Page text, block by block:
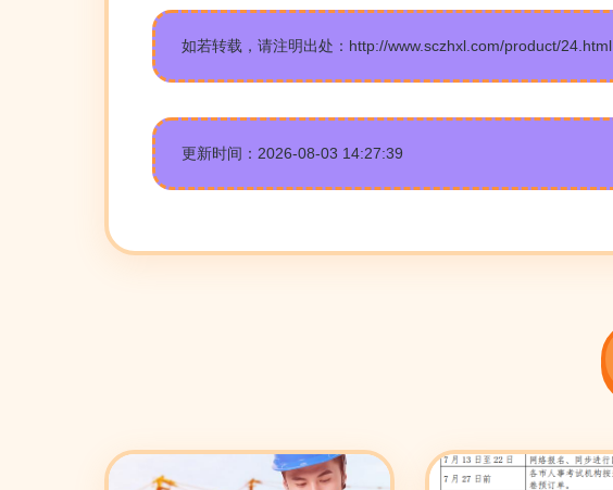
如若转载，请注明出处：http://www.sczhxl.com/product/24.html
更新时间：2026-08-03 14:27:39